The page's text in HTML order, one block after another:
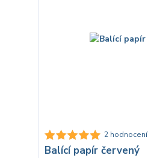
2 hodnocení
Balící papír červený